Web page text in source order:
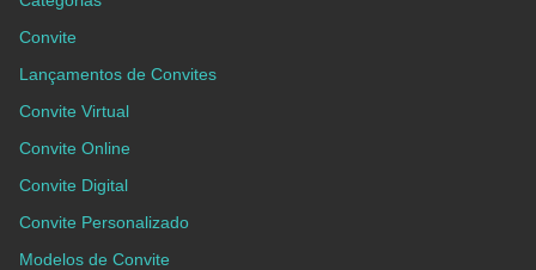
Convite
Lançamentos de Convites
Convite Virtual
Convite Online
Convite Digital
Convite Personalizado
Modelos de Convite